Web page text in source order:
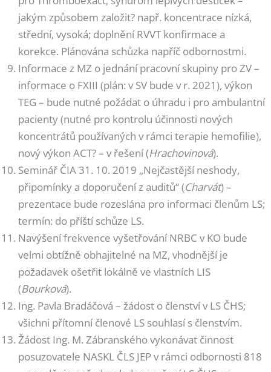
jakým způsobem založit? např. koncentrace nízká,
střední, vysoká; doplnění RVVT konfirmace a
korekce. Plánována schůzka napříč odbornostmi.
Informace z MZ o jednání pracovní skupiny pro ZV –
informace o FXIII (plán: v SV bude v r. 2021), výkon
TEG – bude nutné požádat o úhradu i pro ambulantní
pacienty (nutné pro kontrolu účinnosti nových
koncentrátů používaných v rámci terapie hemofilie),
nový výkon ACT? – v řešení (Hrachovinová).
Seminář ČIA 31. 10. 2019 „Nejčastější neshody,
připomínky a doporučení z auditů“ (Charvát) –
prezentace bude rozeslána pro informaci členům LS;
termín: do příští schůze LS.
Navýšení frekvence vyšetřování NRBC v KO bude
velmi obtížně obhajitelné na MZ, vhodnější je
požadavek ošetřit lokálně ve vlastních LIS
(Bourková).
Ing. Pavla Bradáčová – žádost o členství v LS ČHS;
všichni přítomní členové LS souhlasí s členstvím.
Žádost Ing. M. Zábranského vykonávat činnost
posuzovatele NASKL ČLS JEP v rámci odbornosti 818